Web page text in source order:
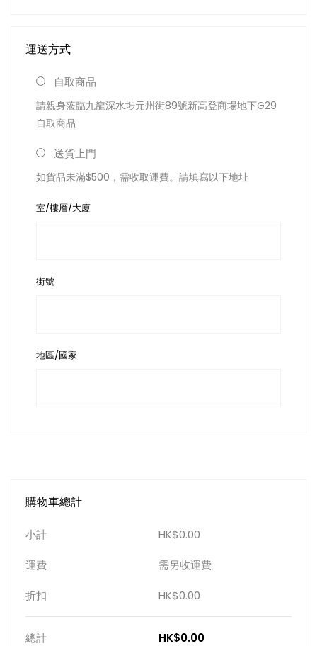
運送方式
自取商品
請親身蒞臨九龍深水埗元州街89號新高登商場地下G29
自取商品
送貨上門
如貨品未滿$500，需收取運費。請填寫以下地址
室/樓層/大廈
街號
地區/國家
購物車總計
小計 HK$0.00
運費 需另收運費
折扣 HK$0.00
總計 HK$0.00